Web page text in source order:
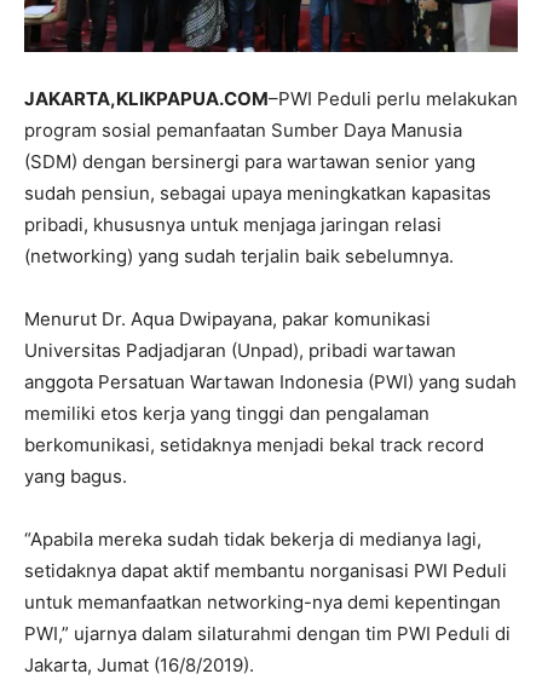
JAKARTA,KLIKPAPUA.COM–PWI Peduli perlu melakukan
program sosial pemanfaatan Sumber Daya Manusia
(SDM) dengan bersinergi para wartawan senior yang
sudah pensiun, sebagai upaya meningkatkan kapasitas
pribadi, khususnya untuk menjaga jaringan relasi
(networking) yang sudah terjalin baik sebelumnya.
Menurut Dr. Aqua Dwipayana, pakar komunikasi
Universitas Padjadjaran (Unpad), pribadi wartawan
anggota Persatuan Wartawan Indonesia (PWI) yang sudah
memiliki etos kerja yang tinggi dan pengalaman
berkomunikasi, setidaknya menjadi bekal track record
yang bagus.
“Apabila mereka sudah tidak bekerja di medianya lagi,
setidaknya dapat aktif membantu norganisasi PWI Peduli
untuk memanfaatkan networking-nya demi kepentingan
PWI,” ujarnya dalam silaturahmi dengan tim PWI Peduli di
Jakarta, Jumat (16/8/2019).